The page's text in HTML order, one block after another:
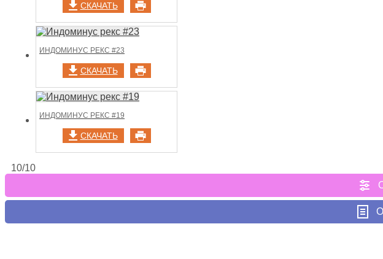
СКАЧАТЬ
ИНДОМИНУС РЕКС #23
СКАЧАТЬ
ИНДОМИНУС РЕКС #19
СКАЧАТЬ
10/10